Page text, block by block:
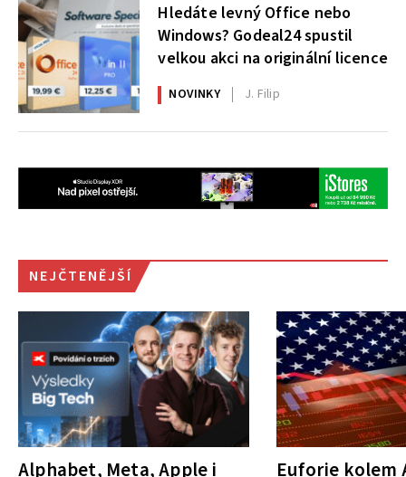
Hledáte levný Office nebo
Windows? Godeal24 spustil
velkou akci na originální licence
NOVINKY J. Filip
NEJČTENĚJŠÍ
Alphabet, Meta, Apple i Euforie kolem